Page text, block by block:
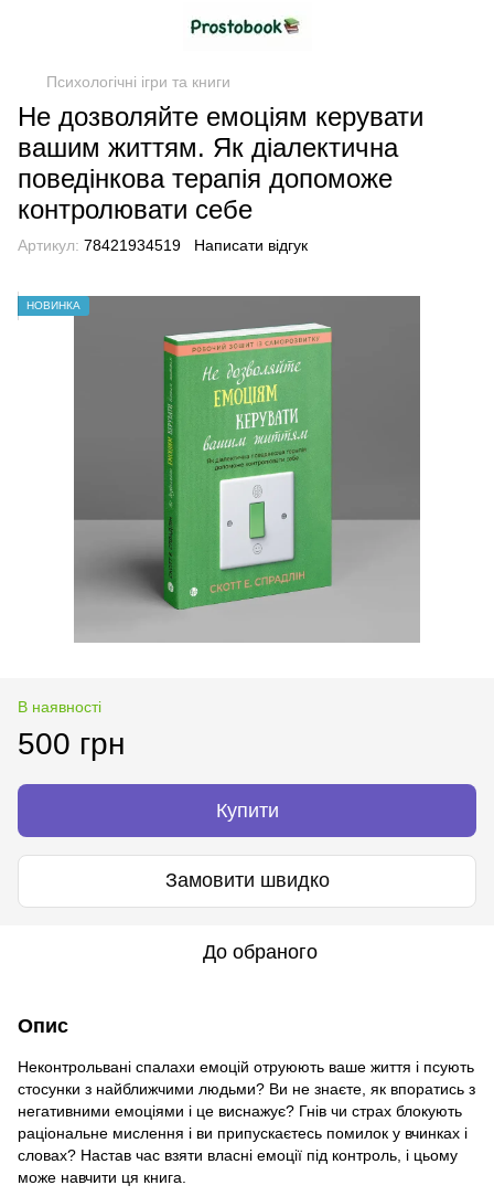
Психологічні ігри та книги
Не дозволяйте емоціям керувати
вашим життям. Як діалектична
поведінкова терапія допоможе
контролювати себе
Артикул: 78421934519 Написати відгук
НОВИНКА
В наявності
500 грн
Купити
Замовити швидко
До обраного
Опис
Неконтрольвані спалахи емоцій отруюють ваше життя і псують
стосунки з найближчими людьми? Ви не знаєте, як впоратись з
негативними емоціями і це виснажує? Гнів чи страх блокують
раціональне мислення і ви припускаєтесь помилок у вчинках і
словах? Настав час взяти власні емоції під контроль, і цьому
може навчити ця книга.